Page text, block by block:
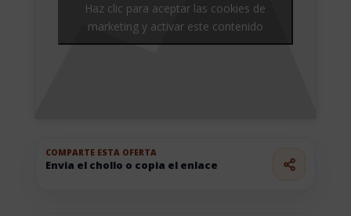
Haz clic para aceptar las cookies de
marketing y activar este contenido
COMPARTE ESTA OFERTA
Envia el chollo o copia el enlace